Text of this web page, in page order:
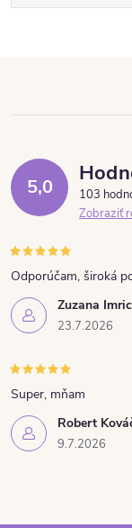
5,0
103
Zobraziť
Zuzana
23.7.2026
Odporúčam, široká
Robert
9.7.2026
Super, mňam